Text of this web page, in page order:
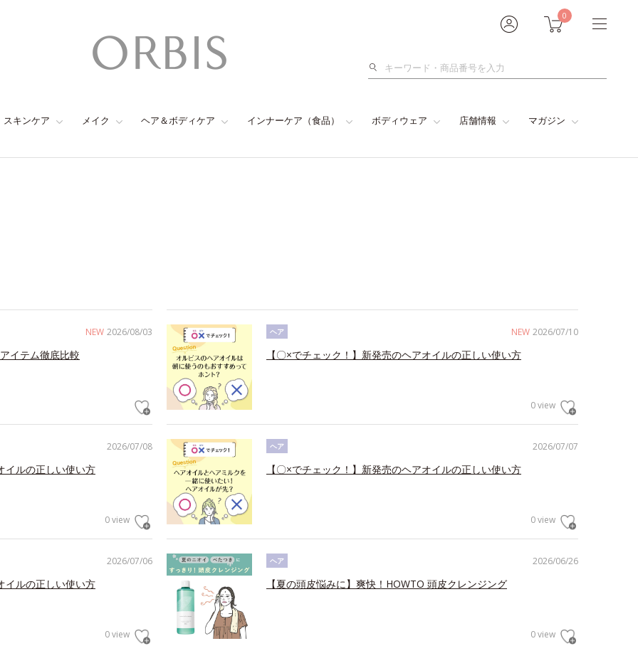
0
検
スキンケア メイク ヘア＆ボディケア インナーケア（食品） ボディウェア 店舗情報 マガジン
NEW 2026/08/03
イテム徹底比較
NEW 2026/07/10
ヘア
【〇×でチェック！】新発売のヘアオイルの正しい使い方
0 view
2026/07/08
イルの正しい使い方
0 view
2026/07/07
ヘア
【〇×でチェック！】新発売のヘアオイルの正しい使い方
0 view
2026/07/06
イルの正しい使い方
0 view
2026/06/26
ヘア
【夏の頭皮悩みに】爽快！HOWTO 頭皮クレンジング
0 view